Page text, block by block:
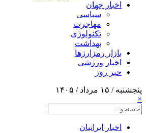
اخبار جهان
سیاسی
مهاجرت
تکنولوژی
بهداشت
بازار رمزارزها
اخبار ورزشی
خبر روز
پنجشنبه / ۱۵ مرداد / ۱۴۰۵
×
اخبار ایرانیان